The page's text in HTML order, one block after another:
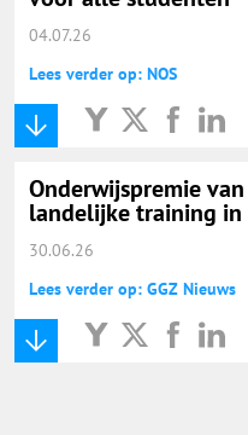
04.07.26
Lees verder op: NOS
Onderwijspremie
landelijke training in
30.06.26
Lees verder op: GGZ Nieuws